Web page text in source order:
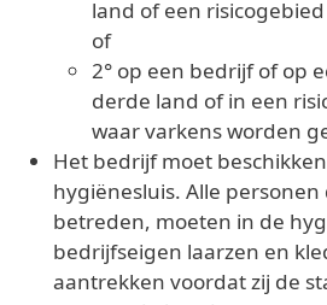
land of een
of
2° op een bedrijf of op
derde land of in een
waar varkens worden
Het bedrijf moet
hygiënesluis. Alle personen
betreden, moeten in de
bedrijfseigen laarzen en
aantrekken voordat zij de